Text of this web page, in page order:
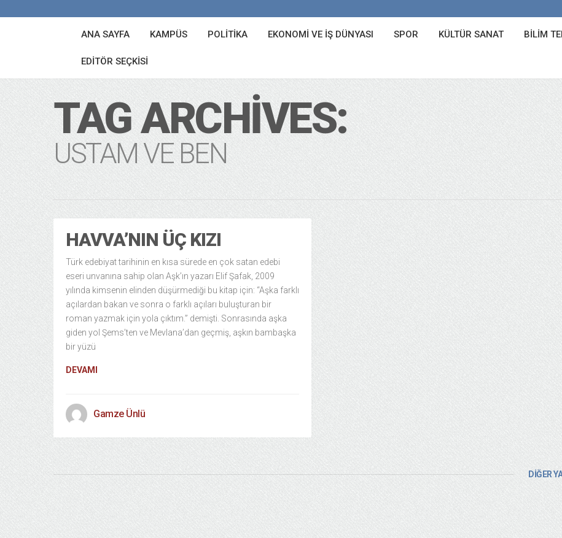
ANA SAYFA KAMPÜS POLITIKA EKONOMI VE İŞ DÜNYASI SPOR KÜLTÜR SANAT BILIM
EDITÖR SEÇKISI
TAG ARCHIVES:
USTAM VE BEN
HAVVA’NIN ÜÇ KIZI
Türk edebiyat tarihinin en kısa sürede en çok satan edebi
eseri unvanına sahip olan Aşk’ın yazarı Elif Şafak, 2009
yılında kimsenin elinden düşürmediği bu kitap için: “Aşka farklı
açılardan bakan ve sonra o farklı açıları buluşturan bir
roman yazmak için yola çıktım.” demişti. Sonrasında aşka
giden yol Şems’ten ve Mevlana’dan geçmiş, aşkın bambaşka
bir yüzü
DEVAMI
Gamze Ünlü
DİĞER